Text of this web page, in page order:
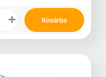
Kosárba